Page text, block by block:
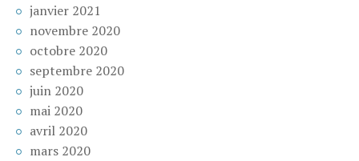
janvier 2021
novembre 2020
octobre 2020
septembre 2020
juin 2020
mai 2020
avril 2020
mars 2020